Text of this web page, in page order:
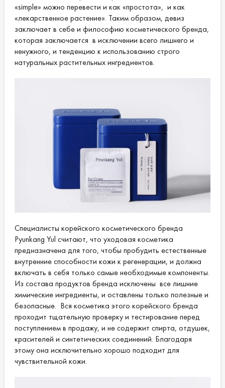
«simple» можно перевести и как «простота», и как
«лекарственное растение». Таким образом, девиз
заключает в себе и философию косметического бренда,
которая заключается в исключении всего лишнего и
ненужного, и тенденцию к использованию строго
натуральных растительных ингредиентов.
Специалисты корейского косметического бренда
Pyunkang Yul считают, что уходовая косметика
предназначена для того, чтобы пробудить естественные
внутренние способности кожи к регенерации, и должна
включать в себя только самые необходимые компоненты.
Из состава продуктов бренда исключены все лишние
химические ингредиенты, и оставлены только полезные и
безопасные. Вся косметика этого корейского бренда
проходит тщательную проверку и тестирование перед
поступлением в продажу, и не содержит спирта, отдушек,
красителей и синтетических соединений. Благодаря
этому она исключительно хорошо подходит для
чувствительной кожи.